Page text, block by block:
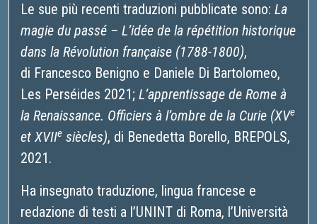
Le sue più recenti traduzioni pubblicate sono: La
magie du passé – L’idée de la répétition historique
dans la Révolution française (1788-1800),
di Francesco Benigno e Daniele Di Bartolomeo,
Les Perséides 2021; L’apprentissage de Rome à
la Renaissance. Officiers à l’ombre de la Curie (XVe
et XVIIe siècles), di Benedetta Borello, BREPOLS,
2021.
Ha insegnato traduzione, lingua francese e
redazione di testi a l’UNINT di Roma, l’Università